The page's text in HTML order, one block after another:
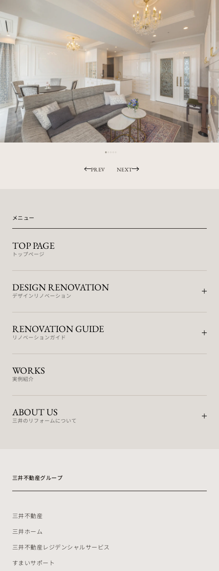
PREV NEXT
メニュー
TOP PAGE
トップページ
DESIGN RENOVATION
デザインリノベーション
RENOVATION GUIDE
リノベーションガイド
WORKS
実例紹介
ABOUT US
三井のリフォームについて
三井不動産グループ
三井不動産
三井ホーム
三井不動産レジデンシャルサービス
すまいサポート